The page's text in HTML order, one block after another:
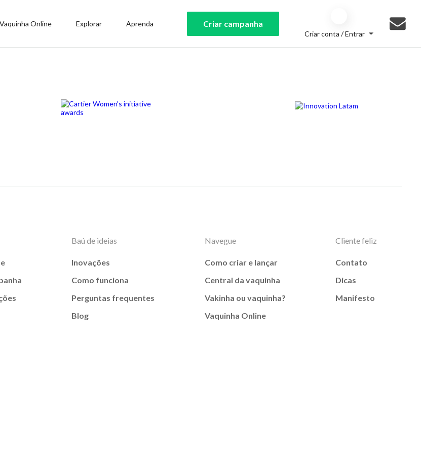
Vaquinha Online Explorar Aprenda Criar campanha
Criar conta / Entrar
Baú de ideias
Inovações
Como funciona
Perguntas frequentes
Blog
Navegue
Como criar e lançar
Central da vaquinha
Vakinha ou vaquinha?
Vaquinha Online
Cliente feliz
Contato
Dicas
Manifesto